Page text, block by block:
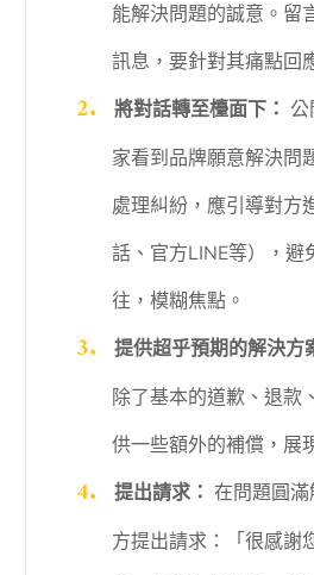
能解決問題的誠意。留
訊息，要針對其痛點回
將對話轉至檯面下： 公
家看到品牌願意解決問
處理糾紛，應引導對方
話、官方LINE等），避
往，模糊焦點。
提供超乎預期的解決方
除了基本的道歉、退款
供一些額外的補償，展
提出請求： 在問題圓
方提出請求：「很感謝